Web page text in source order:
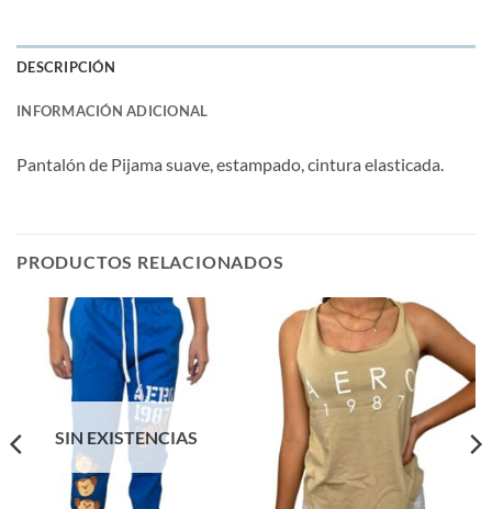
DESCRIPCIÓN
INFORMACIÓN ADICIONAL
Pantalón de Pijama suave, estampado, cintura elasticada.
PRODUCTOS RELACIONADOS
SIN EXISTENCIAS